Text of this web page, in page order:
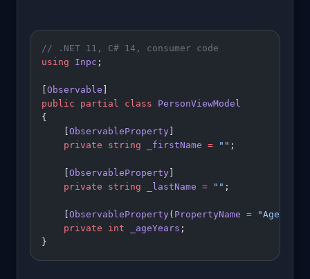
// .NET 11, C# 14, consumer code
using Inpc ;
[Observable ]
public partial class PersonViewModel
{
    [
ObservableProperty]
    private
string _firstName = "" ;
    [
ObservableProperty]
    private
string _lastName = "" ;
    [
ObservableProperty( PropertyName = "Age"
    private
int _ageYears ;
}